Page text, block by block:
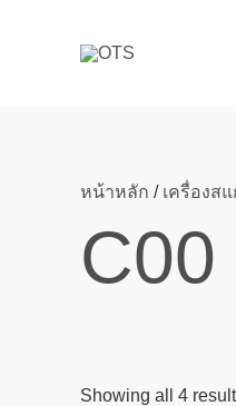
หน้าหลัก / เครื่องส
Showing all 4